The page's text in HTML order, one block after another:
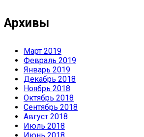
Архивы
Март 2019
Февраль 2019
Январь 2019
Декабрь 2018
Ноябрь 2018
Октябрь 2018
Сентябрь 2018
Август 2018
Июль 2018